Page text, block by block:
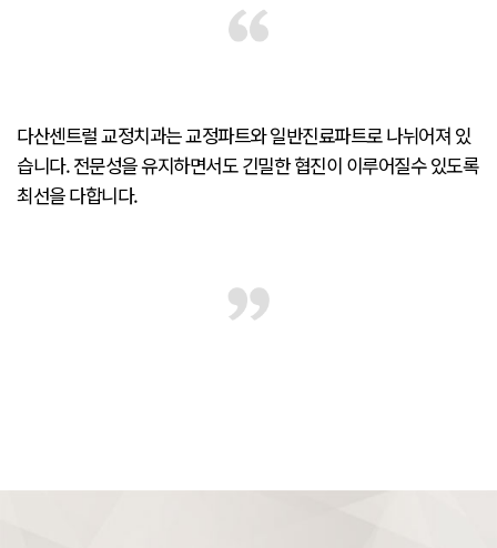
다산센트럴 교정치과는 교정파트와 일반진료파트로 나뉘어져 있
습니다.전문성을 유지하면서도 긴밀한 협진이 이루어질수 있도록
최선을 다합니다.